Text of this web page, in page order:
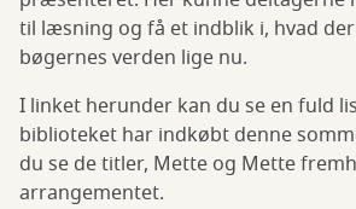
til læsning og få et indblik i, hvad
bøgernes verden lige nu.
I linket herunder kan du se en fuld
biblioteket har indkøbt denne
du se de titler, Mette og Mette
arrangementet.